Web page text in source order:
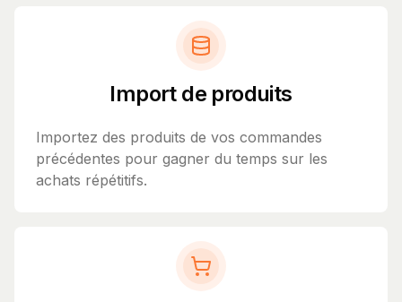
Import de produits
Importez des produits de vos commandes
précédentes pour gagner du temps sur les
achats répétitifs.